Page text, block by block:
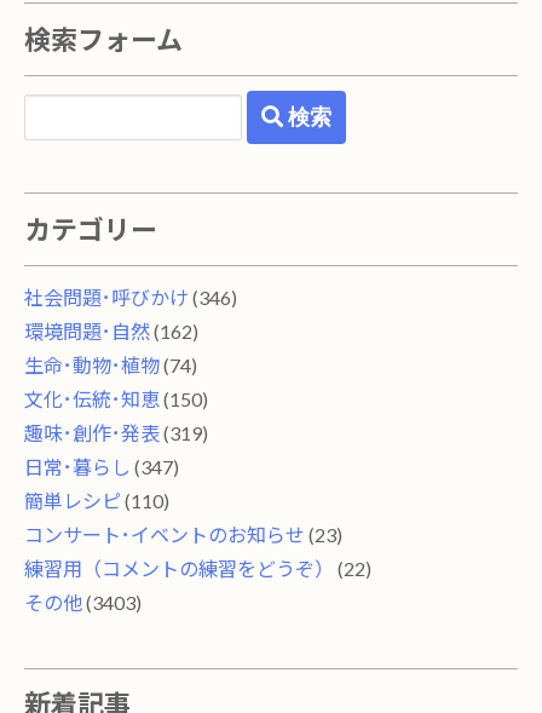
検索フォーム
検索
カテゴリー
社会問題･呼びかけ (346)
環境問題･自然(162)
生命･動物･植物(74)
文化･伝統･知恵 (150)
趣味･創作･発表(319)
日常･暮らし (347)
簡単レシピ (110)
コンサート･イベントのお知らせ (23)
練習用（コメントの練習をどうぞ）
(22)
その他 (3403)
新着記事